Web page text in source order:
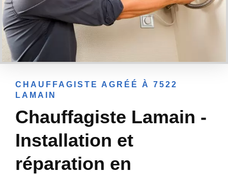
CHAUFFAGISTE AGRÉÉ À 7522
LAMAIN
Chauffagiste Lamain -
Installation et
réparation en